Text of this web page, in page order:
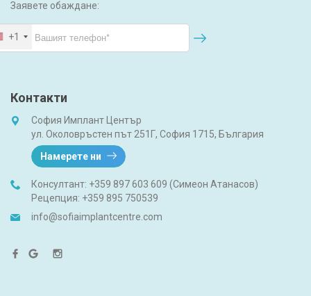
Заявете обаждане:
+1
Контакти
София Имплант Център
ул. Околовръстен път 251Г, София 1715, България
Намерете ни
Консултант: +359 897 603 609 (Симеон Атанасов)
Рецепция: +359 895 750539
info@sofiaimplantcentre.com